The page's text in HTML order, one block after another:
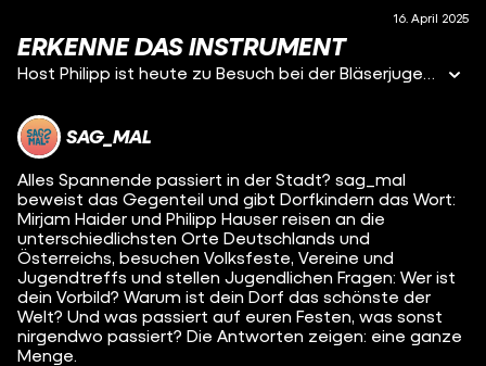
16. April 2025
ERKENNE DAS INSTRUMENT
Host Philipp ist heute zu Besuch bei der Bläserjugend des JBO Thum in Sachsen.
SAG_MAL
Alles Spannende passiert in der Stadt? sag_mal
beweist das Gegenteil und gibt Dorfkindern das Wort:
Mirjam Haider und Philipp Hauser reisen an die
unterschiedlichsten Orte Deutschlands und
Österreichs, besuchen Volksfeste, Vereine und
Jugendtreffs und stellen Jugendlichen Fragen: Wer ist
dein Vorbild? Warum ist dein Dorf das schönste der
Welt? Und was passiert auf euren Festen, was sonst
nirgendwo passiert? Die Antworten zeigen: eine ganze
Menge.